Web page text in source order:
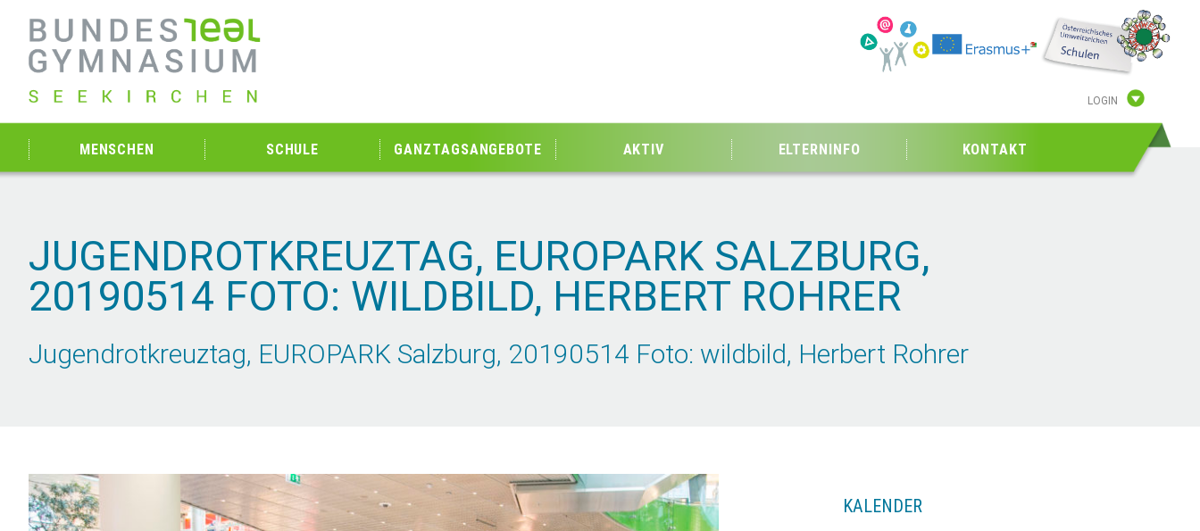
LOGIN
MENSCHEN SCHULE GANZTAGSANGEBOTE AKTIV ELTERNINFO KONTAKT
JUGENDROTKREUZTAG, EUROPARK SALZBURG,
20190514 FOTO: WILDBILD, HERBERT ROHRER
Jugendrotkreuztag, EUROPARK Salzburg, 20190514 Foto: wildbild, Herbert Rohrer
KALENDER